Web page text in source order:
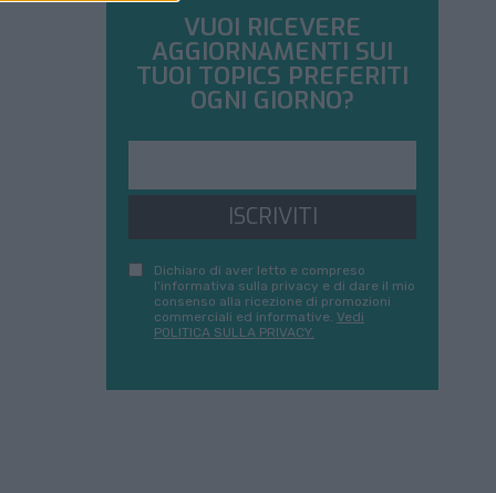
VUOI RICEVERE
AGGIORNAMENTI SUI
TUOI TOPICS PREFERITI
OGNI GIORNO?
ISCRIVITI
Dichiaro di aver letto e compreso
l'informativa sulla privacy e di dare il mio
consenso alla ricezione di promozioni
commerciali ed informative. Vedi
POLITICA SULLA PRIVACY.